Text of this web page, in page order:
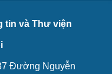
tin và Thư viện
Đường Nguyễn